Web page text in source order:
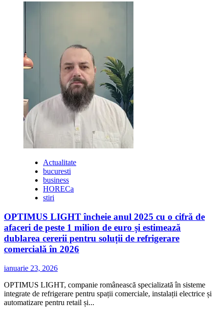
Femeii
La
Nasu
Actualitate
bucuresti
business
HORECa
stiri
OPTIMUS LIGHT încheie anul 2025 cu o cifră de
afaceri de peste 1 milion de euro și estimează
dublarea cererii pentru soluții de refrigerare
comercială în 2026
ianuarie 23, 2026
OPTIMUS LIGHT, companie românească specializată în sisteme
integrate de refrigerare pentru spații comerciale, instalații electrice și
automatizare pentru retail și...